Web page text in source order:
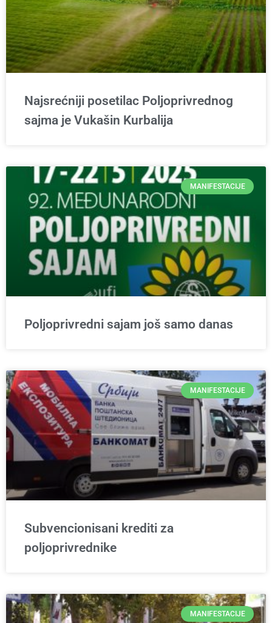
Najsrećniji posetilac Poljoprivrednog
sajma je Vukašin Kurbalija
MANIFESTACIJE
Poljoprivredni sajam još samo danas
MANIFESTACIJE
Subvencionisani krediti za
poljoprivrednike
MANIFESTACIJE